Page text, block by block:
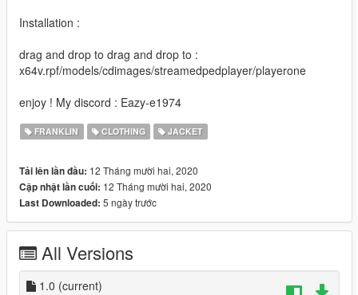
Installation :
drag and drop to drag and drop to :
x64v.rpf/models/cdimages/streamedpedplayer/playerone
enjoy ! My discord : Eazy-e1974
FRANKLIN CLOTHING JACKET
Tải lên lần đầu: 12 Tháng mười hai, 2020
Cập nhật lần cuối: 12 Tháng mười hai, 2020
Last Downloaded: 5 ngày trước
All Versions
1.0 (current)